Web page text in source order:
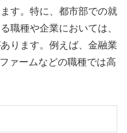
す。特に、都市部での就
職種や企業においては、
ります。例えば、金融業
ァームなどの職種では高